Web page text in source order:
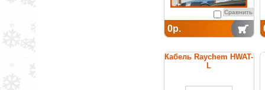
Сравнить
0р.
Кабель Raychem HWAT-
L